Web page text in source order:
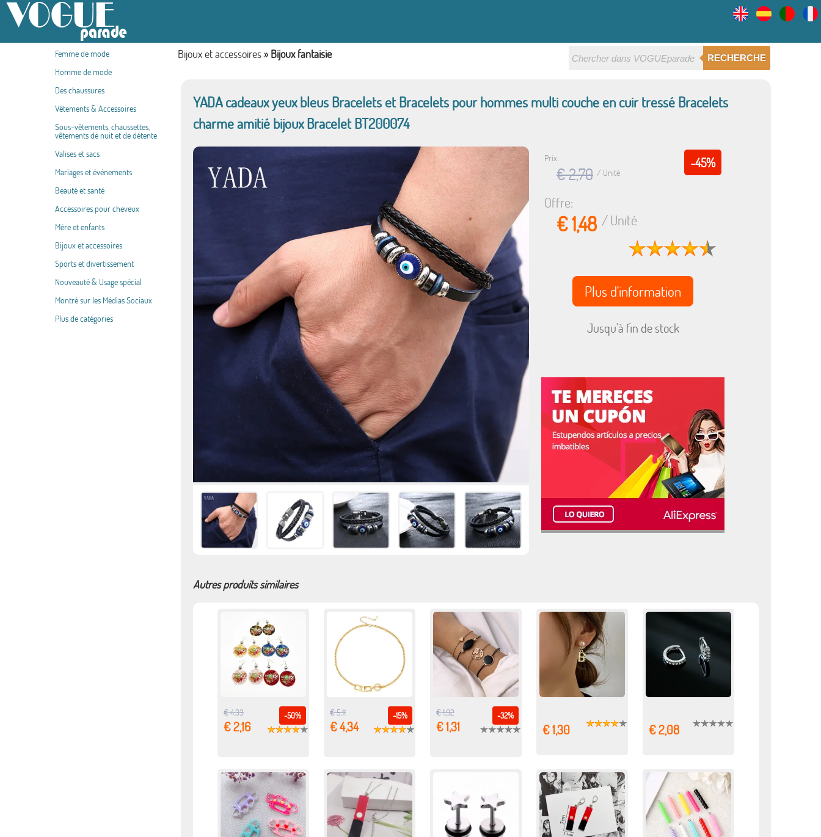
Femme de mode
Homme de mode
Des chaussures
Vêtements & Accessoires
Sous-vêtements, chaussettes,
vêtements de nuit et de détente
Valises et sacs
Mariages et événements
Beauté et santé
Accessoires pour cheveux
Mère et enfants
Bijoux et accessoires
Sports et divertissement
Nouveauté & Usage spécial
Montré sur les Médias Sociaux
Plus de catégories
RECHERCHE
Bijoux et accessoires » Bijoux fantaisie
YADA cadeaux yeux bleus Bracelets et Bracelets pour hommes multi couche en cuir tressé Bracelets
charme amitié bijoux Bracelet BT200074
-45%
Prix:
€ 2,70 / Unité
Offre:
€ 1,48 / Unité
Plus d'information
Jusqu'à fin de stock
Autres produits similaires
-50%
€ 4,33
€ 2,16
-15%
€ 5,11
€ 4,34
-32%
€ 1,92
€ 1,31 € 1,30 € 2,08